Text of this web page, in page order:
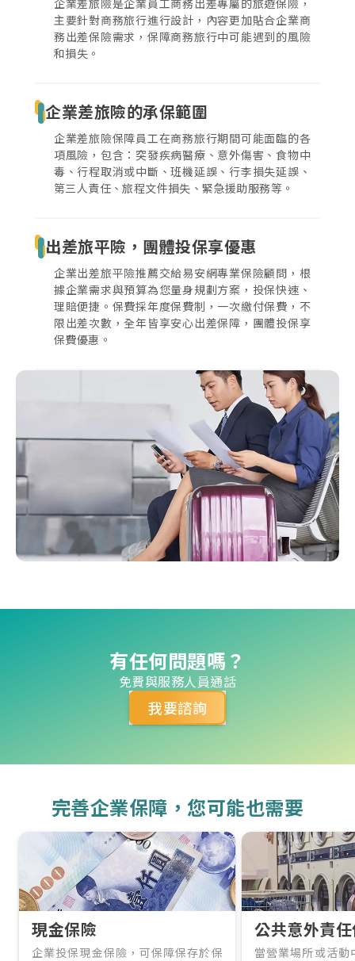
企業差旅險是企業員工商務出差專屬的旅遊保險，
主要針對商務旅行進行設計，內容更加貼合企業商
務出差保險需求，保障商務旅行中可能遇到的風險
和損失。
企業差旅險的承保範圍
企業差旅險保障員工在商務旅行期間可能面臨的各
項風險，包含：突發疾病醫療、意外傷害、食物中
毒、行程取消或中斷、班機延誤、行李損失延誤、
第三人責任、旅程文件損失、緊急援助服務等。
出差旅平險，團體投保享優惠
企業出差旅平險推薦交給易安網專業保險顧問，根
據企業需求與預算為您量身規劃方案，投保快速、
理賠便捷。保費採年度保費制，一次繳付保費，不
限出差次數，全年皆享安心出差保障，團體投保享
保費優惠。
有任何問題嗎？
免費與服務人員通話
我要諮詢
完善企業保障，您可能也需要
現金保險
企業投保現金保險，可保障保存於保
公共意外責
當營業場所或活動